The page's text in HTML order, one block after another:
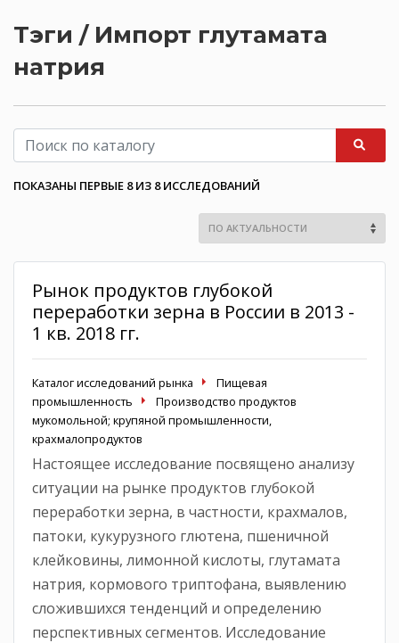
Тэги / Импорт глутамата
натрия
ПОКАЗАНЫ ПЕРВЫЕ 8 ИЗ 8 ИССЛЕДОВАНИЙ
Рынок продуктов глубокой
переработки зерна в России в 2013 -
1 кв. 2018 гг.
Каталог исследований рынка
Пищевая
промышленность
Производство продуктов
мукомольной; крупяной промышленности,
крахмалопродуктов
Настоящее исследование посвящено анализу
ситуации на рынке продуктов глубокой
переработки зерна, в частности, крахмалов,
патоки, кукурузного глютена, пшеничной
клейковины, лимонной кислоты, глутамата
натрия, кормового триптофана, выявлению
сложившихся тенденций и определению
перспективных сегментов. Исследование